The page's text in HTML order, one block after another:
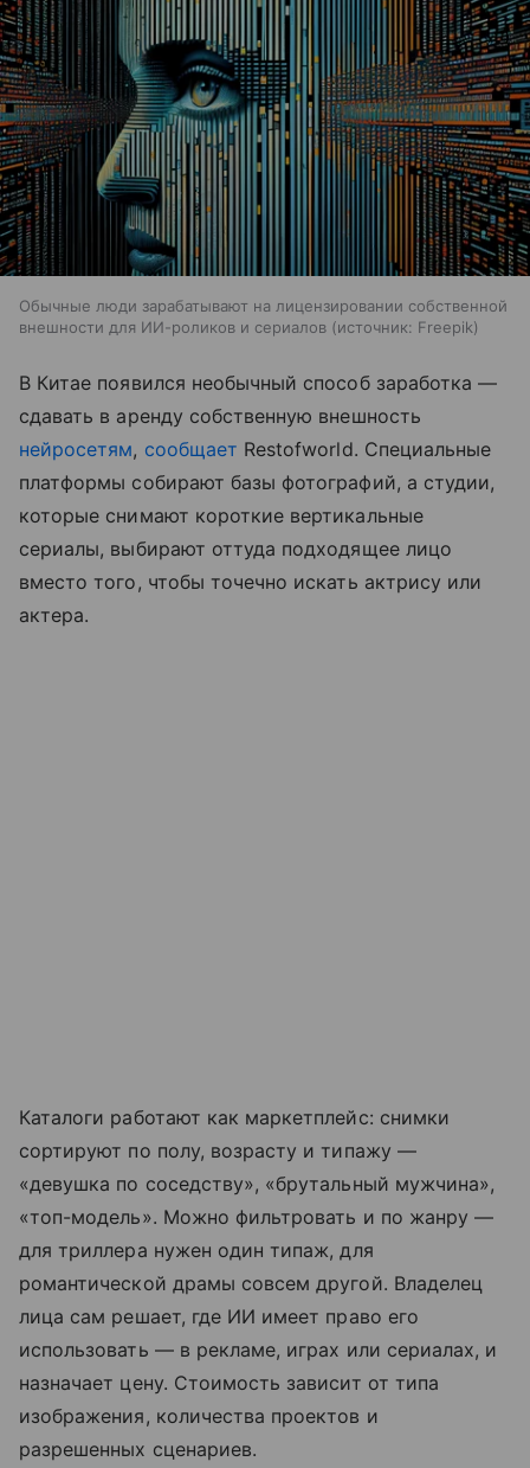
Обычные люди зарабатывают на лицензировании собственной
внешности для ИИ-роликов и сериалов
источник: Freepik
В Китае появился необычный способ заработка —
сдавать в аренду собственную внешность
нейросетям, сообщает Restofworld. Специальные
платформы собирают базы фотографий, а студии,
которые снимают короткие вертикальные
сериалы, выбирают оттуда подходящее лицо
вместо того, чтобы точечно искать актрису или
актера.
Каталоги работают как маркетплейс: снимки
сортируют по полу, возрасту и типажу —
«девушка по соседству», «брутальный мужчина»,
«топ-модель». Можно фильтровать и по жанру —
для триллера нужен один типаж, для
романтической драмы совсем другой. Владелец
лица сам решает, где ИИ имеет право его
использовать — в рекламе, играх или сериалах, и
назначает цену. Стоимость зависит от типа
изображения, количества проектов и
разрешенных сценариев.